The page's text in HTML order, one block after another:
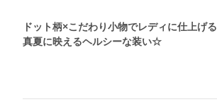
ドット柄×こだわり小物でレディに仕上げる
真夏に映えるヘルシーな装い☆